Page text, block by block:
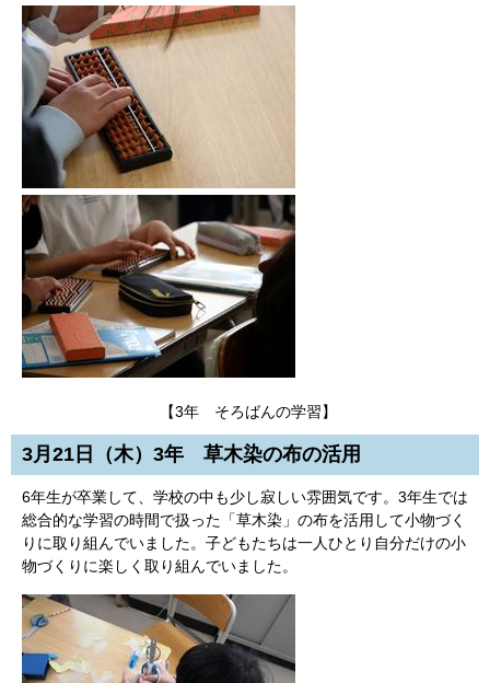
【3年 そろばんの学習】
3月21日（木）3年 草木染の布の活用
6年生が卒業して、学校の中も少し寂しい雰囲気です。3年生では
総合的な学習の時間で扱った「草木染」の布を活用して小物づく
りに取り組んでいました。子どもたちは一人ひとり自分だけの小
物づくりに楽しく取り組んでいました。